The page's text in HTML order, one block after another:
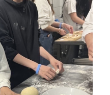
ク
ス
を
切
り
替
え
る。